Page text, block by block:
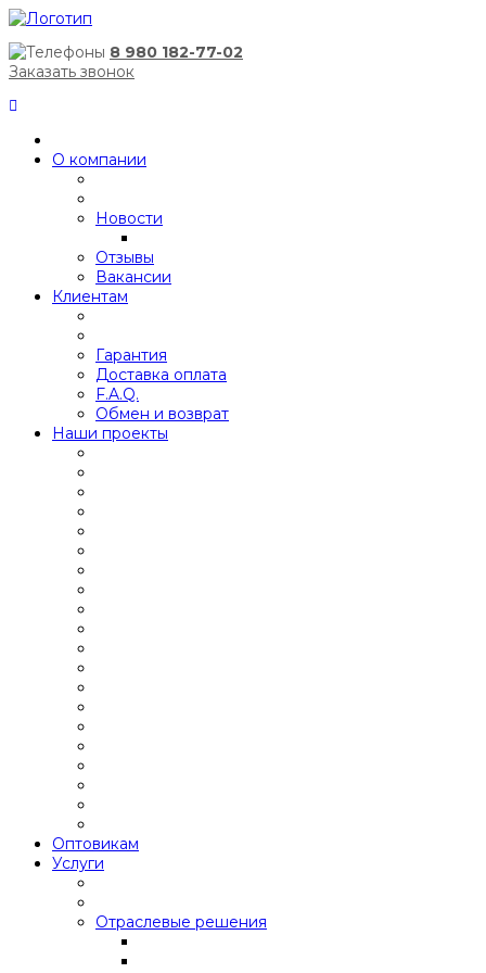
8 980 182-77-02
Заказать звонок
О компании
Новости
Отзывы
Вакансии
Клиентам
Гарантия
Доставка оплата
F.A.Q.
Обмен и возврат
Наши проекты
Оптовикам
Услуги
Отраслевые решения